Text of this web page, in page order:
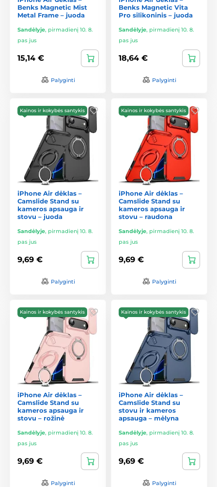
Benks Magnetic Mist
Metal Frame – juoda
Sandėlyje, pirmadienį 10. 8.
pas jus
15,14 €
Palyginti
Benks Magnetic Vita
Pro silikoninis – juoda
Sandėlyje, pirmadienį 10. 8.
pas jus
18,64 €
Palyginti
Kainos ir kokybės santykis
iPhone Air dėklas –
Camslide Stand su
kameros apsauga ir
stovu – juoda
Sandėlyje, pirmadienį 10. 8.
pas jus
9,69 €
Palyginti
Kainos ir kokybės santykis
iPhone Air dėklas –
Camslide Stand su
kameros apsauga ir
stovu – raudona
Sandėlyje, pirmadienį 10. 8.
pas jus
9,69 €
Palyginti
Kainos ir kokybės santykis
iPhone Air dėklas –
Camslide Stand su
kameros apsauga ir
stovu – rožinė
Sandėlyje, pirmadienį 10. 8.
pas jus
9,69 €
Palyginti
Kainos ir kokybės santykis
iPhone Air dėklas –
Camslide Stand su
stovu ir kameros
apsauga – mėlyna
Sandėlyje, pirmadienį 10. 8.
pas jus
9,69 €
Palyginti